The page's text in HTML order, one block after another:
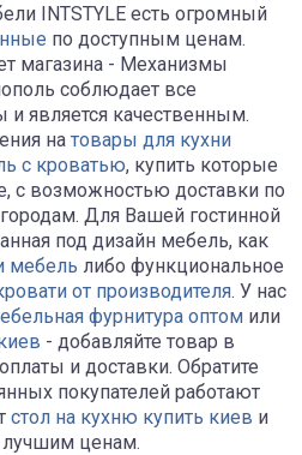
INTSTYLE есть огромный
по доступным ценам.
магазина - Механизмы
соблюдает все
является качественным.
на товары для кухни
с кроватью, купить которые
с возможностью доставки по
Для Вашей гостинной
под дизайн мебель, как
мебель либо функциональное
от производителя. У нас
фурнитура оптом или
- добавляйте товар в
и доставки. Обратите
покупателей работают
стол на кухню купить киев и
ценам.